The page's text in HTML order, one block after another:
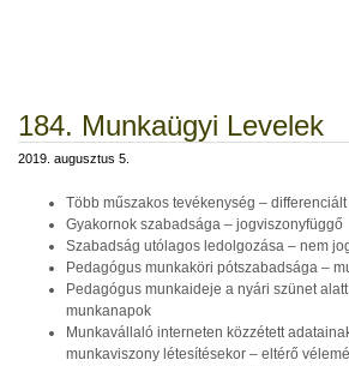
184. Munkaügyi Levelek
2019. augusztus 5.
Több műszakos tevékenység –
Gyakornok szabadsága – jogviszonyfüggő
Szabadság utólagos ledolgozása – nem
Pedagógus munkaköri pótszabadsága –
Pedagógus munkaideje a nyári szünet
munkanapok
Munkavállaló interneten közzétett
munkaviszony létesítésekor – eltérő